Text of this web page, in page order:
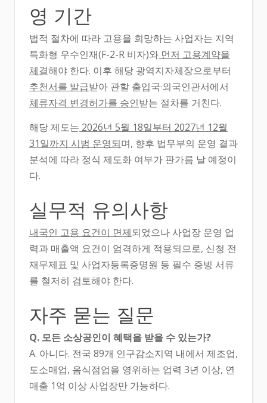
영 기간
법적 절차에 따라 고용을 희망하는 사업자는 지역
특화형 우수인재(F-2-R 비자)와 먼저 고용계약을
체결해야 한다. 이후 해당 광역지자체장으로부터
추천서를 발급받아 관할 출입국·외국인관서에서
체류자격 변경허가를 승인받는 절차를 거친다.
해당 제도는 2026년 5월 18일부터 2027년 12월
31일까지 시범 운영되며, 향후 법무부의 운영 결과
분석에 따라 정식 제도화 여부가 판가름 날 예정이
다.
실무적 유의사항
내국인 고용 요건이 면제되었으나 사업장 운영 업
력과 매출액 요건이 엄격하게 적용되므로, 신청 전
재무제표 및 사업자등록증명원 등 필수 증빙 서류
를 철저히 검토해야 한다.
자주 묻는 질문
Q. 모든 소상공인이 혜택을 받을 수 있는가?
A. 아니다. 전국 89개 인구감소지역 내에서 제조업,
도소매업, 음식점업을 영위하는 업력 3년 이상, 연
매출 1억 이상 사업장만 가능하다.